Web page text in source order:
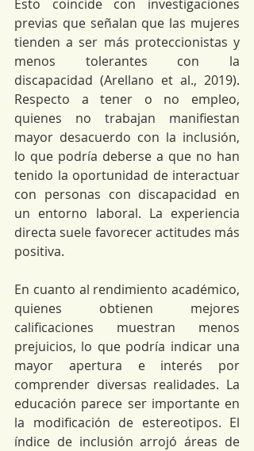
Esto coincide con investigaciones
previas que señalan que las mujeres
tienden a ser más proteccionistas y
menos tolerantes con la
discapacidad (Arellano et al., 2019).
Respecto a tener o no empleo,
quienes no trabajan manifiestan
mayor desacuerdo con la inclusión,
lo que podría deberse a que no han
tenido la oportunidad de interactuar
con personas con discapacidad en
un entorno laboral. La experiencia
directa suele favorecer actitudes más
positiva.
En cuanto al rendimiento académico,
quienes obtienen mejores
calificaciones muestran menos
prejuicios, lo que podría indicar una
mayor apertura e interés por
comprender diversas realidades. La
educación parece ser importante en
la modificación de estereotipos. El
índice de inclusión arrojó áreas de